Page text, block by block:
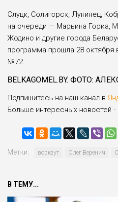
Слуцк, Солигорск, Лунинец,
на очереди — Марьина Горка,
Жодино и другие города
программа прошла 28
№72.
BELKAGOMEL.BY. ФОТО:
Подпишитесь на наш канал в
Больше интересных новостей
Метки: воркаут Олег Веренич
В ТЕМУ...